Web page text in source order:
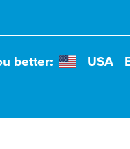
better: USA